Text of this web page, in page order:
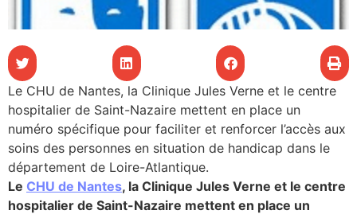
santé
au CHU
Le CHU de Nantes, la Clinique Jules Verne et le centre
hospitalier de Saint-Nazaire mettent en place un
numéro spécifique pour faciliter et renforcer l’accès aux
soins des personnes en situation de handicap dans le
département de Loire-Atlantique.
Le CHU de Nantes, la Clinique Jules Verne et le centre
hospitalier de Saint-Nazaire mettent en place un